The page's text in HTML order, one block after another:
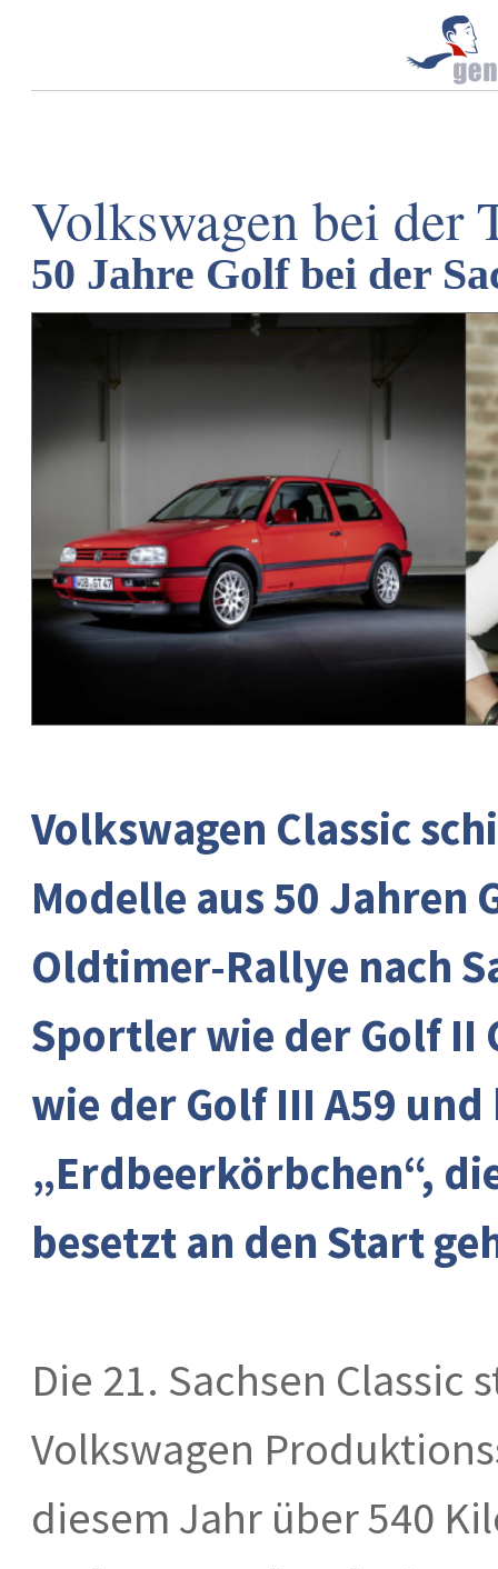
Volkswagen bei der
50 Jahre Golf bei der
Volkswagen Classic
Modelle aus 50 Jahren
Oldtimer-Rallye nach
Sportler wie der Golf II
wie der Golf III A59
„Erdbeerkörbchen“,
besetzt an den Start
Die 21. Sachsen
Volkswagen
diesem Jahr über 540